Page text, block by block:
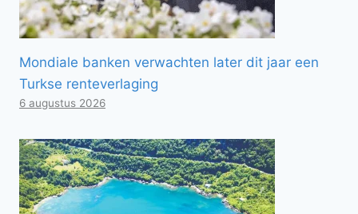
Mondiale banken verwachten later dit jaar een
Turkse renteverlaging
6 augustus 2026